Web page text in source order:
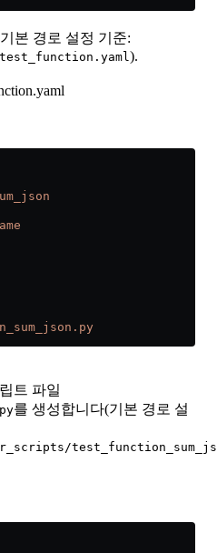
본 경로 설정 기준:
).
트 파일
를 생성합니다(기본 경로 설